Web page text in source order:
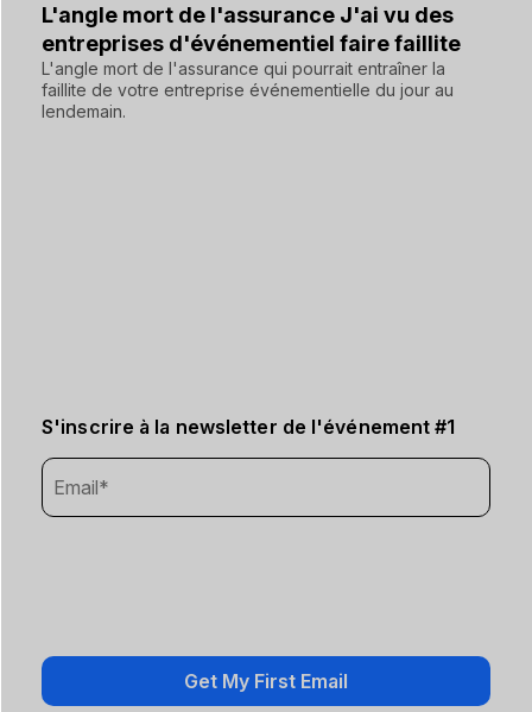
L'angle mort de l'assurance J'ai vu des
entreprises d'événementiel faire faillite
L'angle mort de l'assurance qui pourrait entraîner la
faillite de votre entreprise événementielle du jour au
lendemain.
S'inscrire à la newsletter de l'événement #1